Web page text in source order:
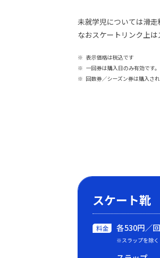
未就学児については滑
なおスケートリンク上
表示価格は税込です
一回券は購入日のみ有効です。
回数券／シーズン券は購入さ
スケート靴
料金 各530円／回
※スラップを除く